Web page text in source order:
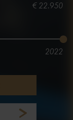
€ 22.950
2022
175.890 km